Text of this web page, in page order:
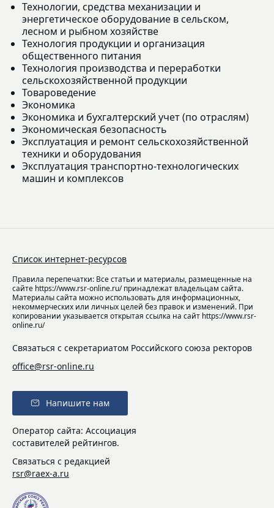
Технологии, средства механизации и
энергетическое оборудование в сельском,
лесном и рыбном хозяйстве
Технология продукции и организация
общественного питания
Технология производства и переработки
сельскохозяйственной продукции
Товароведение
Экономика
Экономика и бухгалтерский учет (по отраслям)
Экономическая безопасность
Эксплуатация и ремонт сельскохозяйственной
техники и оборудования
Эксплуатация транспортно-технологических
машин и комплексов
Список интернет-ресурсов
Правила перепечатки: Все статьи и материалы, размещенные на
сайте https://www.rsr-online.ru/ принадлежат владельцам сайта.
Материалы сайта можно использовать для информационных,
некоммерческих или личных целей без правок и изменений. При
копировании указывается открытая ссылка на сайт https://www.rsr-
online.ru/
Связаться с секретариатом Российского союза ректоров
office@rsr-online.ru
Напишите нам
Оператор сайта: Ассоциация
составителей рейтингов.
Связаться с редакцией
rsr@raex-a.ru